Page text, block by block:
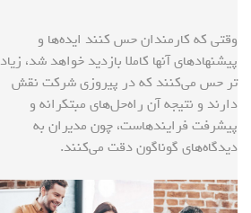
وقتی که کارمندان حس کنند ایده‌ها و
پیشنهادهای آنها کاملا بازدید خواهد شد، زیاد
تر حس می‌کنند که در پیروزی شرکت نقش
دارند و نتیجه آن راه‌حل‌های مبتکرانه و
پیشرفت‌ فرایندهاست، چون مدیران به
دیدگاه‌های گوناگون دقت می‌کنند.